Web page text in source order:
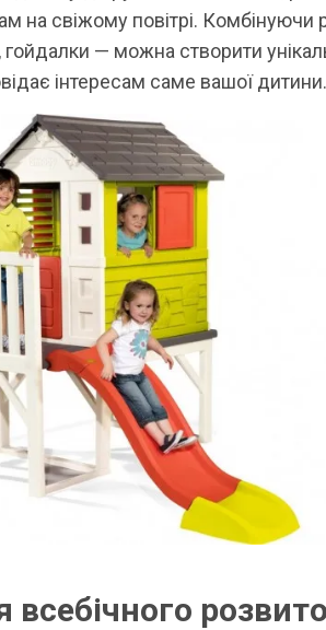
на свіжому повітрі. Комбінуючи
— можна створити
інтересам саме вашої дитини.
всебічного